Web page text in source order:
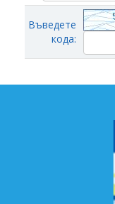
Въведете
кода: